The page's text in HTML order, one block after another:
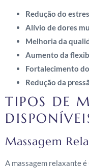
Redução do
Alívio de dores
Melhoria da
Aumento da
Fortalecimento
Redução da
TIPOS DE
Massagem
A massagem relaxante